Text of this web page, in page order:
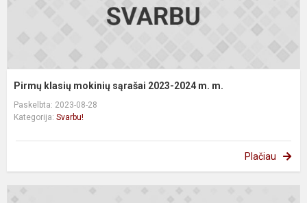
Pirmų klasių mokinių sąrašai 2023-2024 m. m.
Paskelbta: 2023-08-28
Kategorija: Svarbu!
Plačiau